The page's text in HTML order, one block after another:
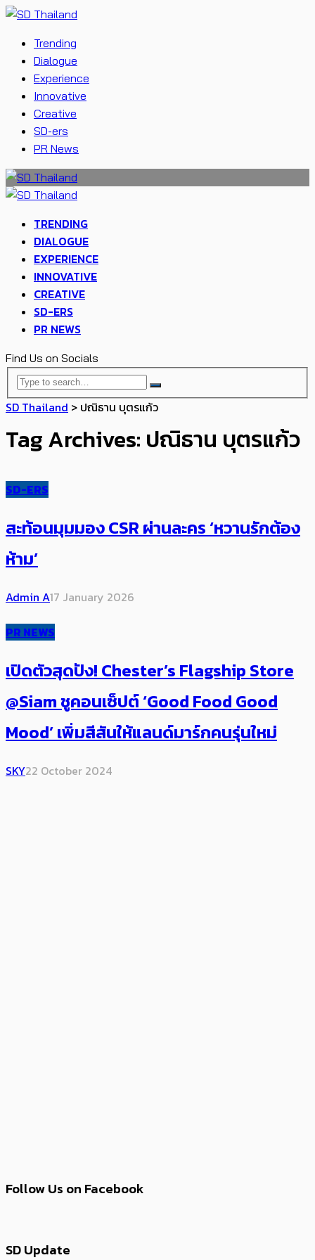
Trending
Dialogue
Experience
Innovative
Creative
SD-ers
PR News
TRENDING
DIALOGUE
EXPERIENCE
INNOVATIVE
CREATIVE
SD-ERS
PR NEWS
Find Us on Socials
SD Thailand > ปณิธาน บุตรแก้ว
Tag Archives: ปณิธาน บุตรแก้ว
SD-ERS
สะท้อนมุมมอง CSR ผ่านละคร ‘หวานรักต้อง
ห้าม’
Admin A17 January 2026
PR NEWS
เปิดตัวสุดปัง! Chester’s Flagship Store
@Siam ชูคอนเซ็ปต์ ‘Good Food Good
Mood’ เพิ่มสีสันให้แลนด์มาร์กคนรุ่นใหม่
SKY22 October 2024
Follow Us on Facebook
SD Update